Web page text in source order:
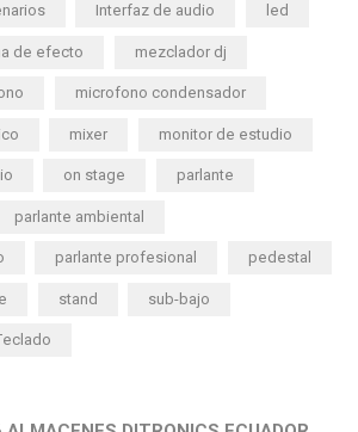
Interfaz de audio led
de efecto mezclador dj
microfono condensador
mixer monitor de estudio
on stage parlante
parlante ambiental
parlante profesional pedestal
stand sub-bajo